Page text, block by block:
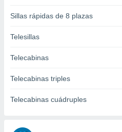
a lo que
su
datos
en
Sillas rápidas de 8 plazas
Telesillas
Telecabinas
Telecabinas triples
Telecabinas cuádruples